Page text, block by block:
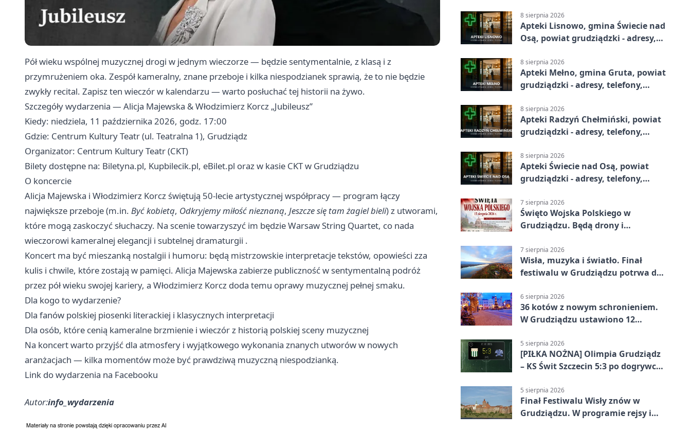
Pół wieku wspólnej muzycznej drogi w jednym wieczorze — będzie sentymentalnie, z klasą i z
przymrużeniem oka. Zespół kameralny, znane przeboje i kilka niespodzianek sprawią, że to nie będzie
zwykły recital. Zapisz ten wieczór w kalendarzu — warto posłuchać tej historii na żywo.
Szczegóły wydarzenia — Alicja Majewska & Włodzimierz Korcz „Jubileusz”
Kiedy: niedziela, 11 października 2026, godz. 17:00
Gdzie: Centrum Kultury Teatr (ul. Teatralna 1), Grudziądz
Organizator: Centrum Kultury Teatr (CKT)
Bilety dostępne na: Biletyna.pl, Kupbilecik.pl, eBilet.pl oraz w kasie CKT w Grudziądzu
O koncercie
Alicja Majewska i Włodzimierz Korcz świętują 50-lecie artystycznej współpracy — program łączy
największe przeboje (m.in. Być kobietą, Odkryjemy miłość nieznaną, Jeszcze się tam żagiel bieli) z utworami,
które mogą zaskoczyć słuchaczy. Na scenie towarzyszyć im będzie Warsaw String Quartet, co nada
wieczorowi kameralnej elegancji i subtelnej dramaturgii .
Koncert ma być mieszanką nostalgii i humoru: będą mistrzowskie interpretacje tekstów, opowieści zza
kulis i chwile, które zostają w pamięci. Alicja Majewska zabierze publiczność w sentymentalną podróż
przez pół wieku swojej kariery, a Włodzimierz Korcz doda temu oprawy muzycznej pełnej smaku.
Dla kogo to wydarzenie?
Dla fanów polskiej piosenki literackiej i klasycznych interpretacji
Dla osób, które cenią kameralne brzmienie i wieczór z historią polskiej sceny muzycznej
Na koncert warto przyjść dla atmosfery i wyjątkowego wykonania znanych utworów w nowych
aranżacjach — kilka momentów może być prawdziwą muzyczną niespodzianką.
Link do wydarzenia na Facebooku
Autor:info_wydarzenia
8 sierpnia 2026
Apteki Lisnowo, gmina Świecie nad
Osą, powiat grudziądzki - adresy,
8 sierpnia 2026
Apteki Mełno, gmina Gruta, powiat
grudziądzki - adresy, telefony,
8 sierpnia 2026
Apteki Radzyń Chełmiński, powiat
grudziądzki - adresy, telefony,
8 sierpnia 2026
Apteki Świecie nad Osą, powiat
grudziądzki - adresy, telefony,
7 sierpnia 2026
Święto Wojska Polskiego w
Grudziądzu. Będą drony i
7 sierpnia 2026
Wisła, muzyka i światło. Finał
festiwalu w Grudziądzu potrwa do
6 sierpnia 2026
36 kotów z nowym schronieniem.
W Grudziądzu ustawiono 12
5 sierpnia 2026
[PIŁKA NOŻNA] Olimpia Grudziądz
– KS Świt Szczecin 5:3 po dogrywce
odwrócili losy meczu
5 sierpnia 2026
Finał Festiwalu Wisły znów w
Grudziądzu. W programie rejsy i